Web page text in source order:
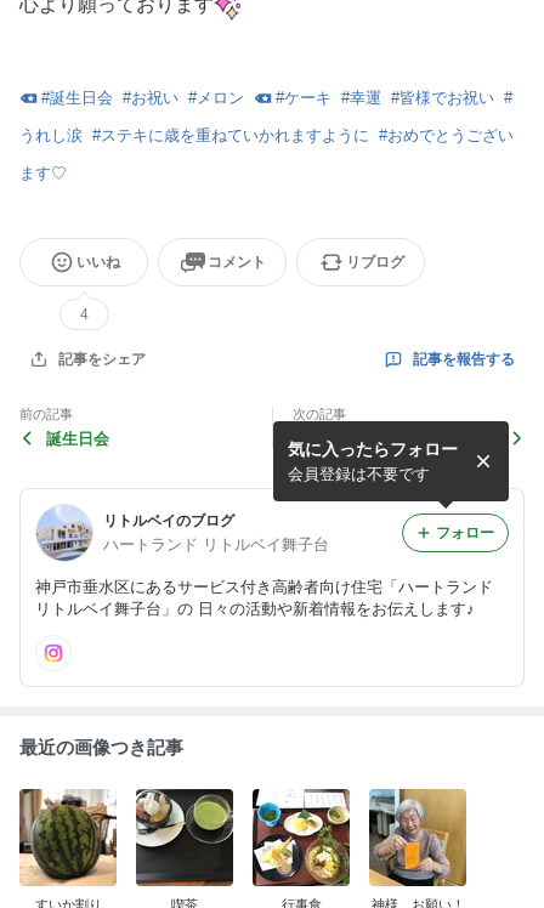
心より願っております
#誕生日会 #お祝い #メロン #ケーキ #幸運 #皆様でお祝い #
うれし涙 #ステキに歳を重ねていかれますように #おめでとうござい
ます♡
いいね
4
コメント リブログ
記事をシェア 記事を報告する
前の記事
誕生日会
次の記事
リトルベイのブログ
ハートランド リトルベイ舞子台
神戸市垂水区にあるサービス付き高齢者向け住宅「ハートランド
リトルベイ舞子台」の 日々の活動や新着情報をお伝えします♪
気に入ったらフォロー
会員登録は不要です
フォロー
最近の画像つき記事
すいか割り 喫茶 行事食 神様、お願い！